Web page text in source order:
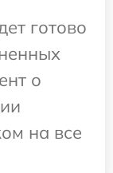
готово
о
на все